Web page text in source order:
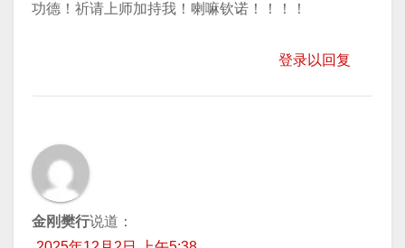
功德！祈请上师加持我！喇嘛钦诺！！！！
登录以回复
金刚樊行说道：